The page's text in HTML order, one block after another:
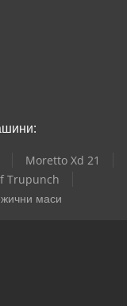
Moretto Xd 21
Trupunch
маси